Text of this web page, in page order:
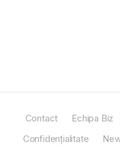
Contact Echipa Biz
Confidențialitate